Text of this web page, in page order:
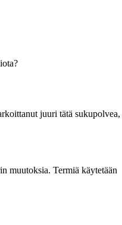
juuri tätä sukupolvea,
muutoksia. Termiä käytetään